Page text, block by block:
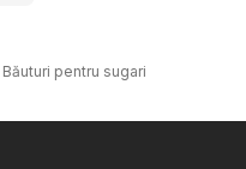
Băuturi pentru sugari